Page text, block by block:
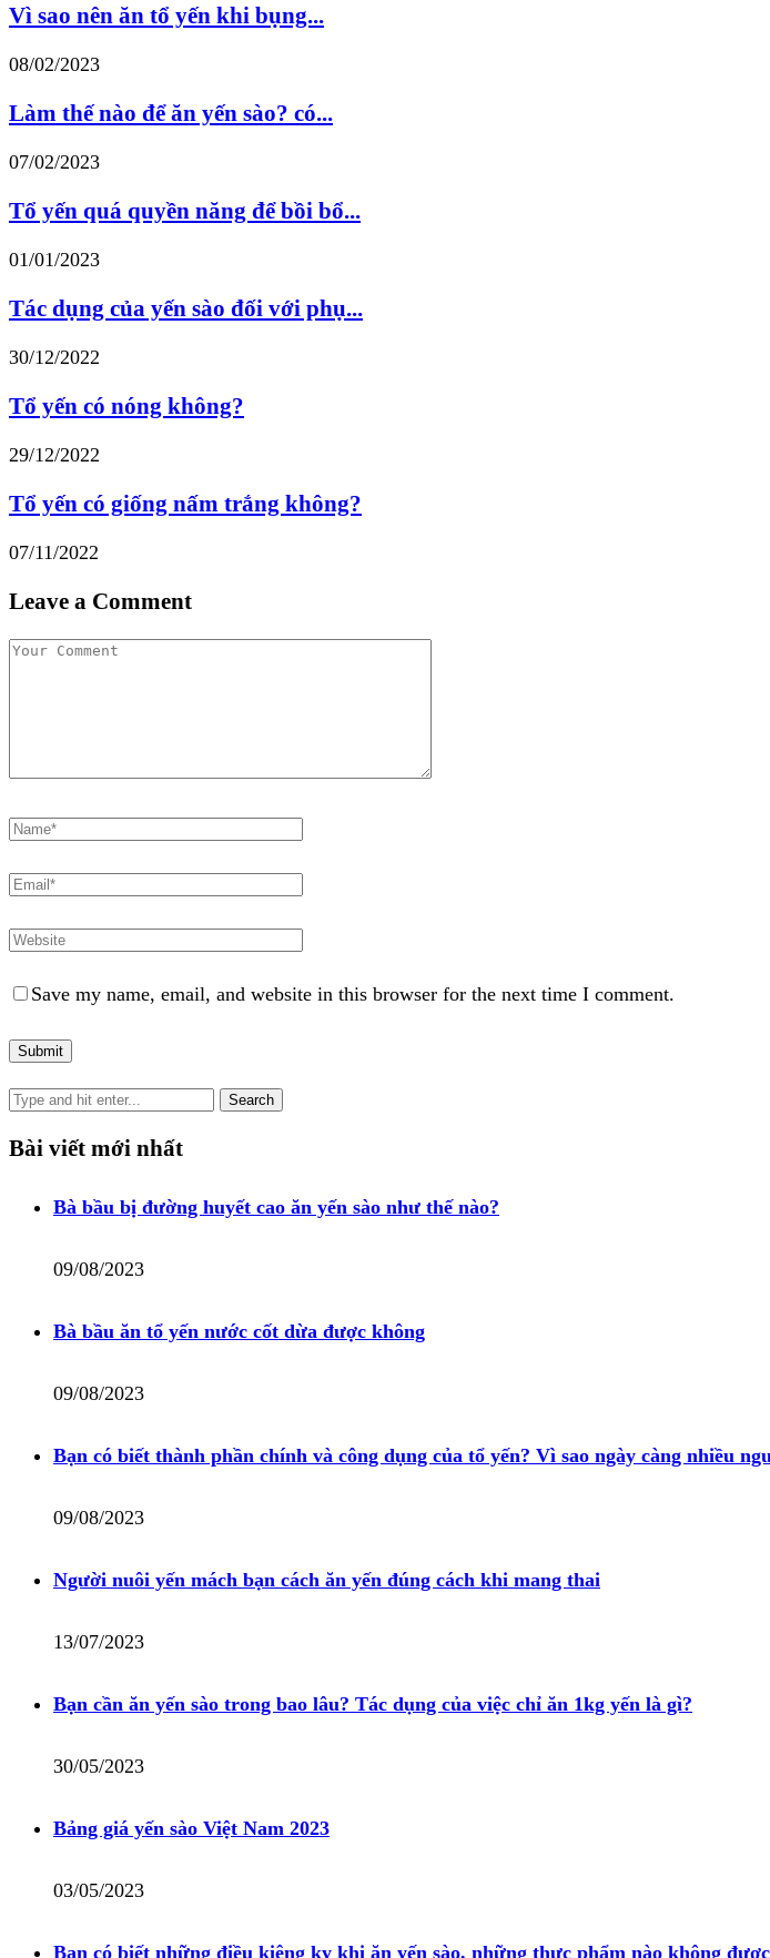
Vì sao nên ăn tổ yến khi bụng...
08/02/2023
Làm thế nào để ăn yến sào? có...
07/02/2023
Tổ yến quá quyền năng để bồi bổ...
01/01/2023
Tác dụng của yến sào đối với phụ...
30/12/2022
Tổ yến có nóng không?
29/12/2022
Tổ yến có giống nấm trắng không?
07/11/2022
Leave a Comment
Save my name, email, and website in this browser for the next time I comment.
Bài viết mới nhất
Bà bầu bị đường huyết cao ăn yến sào như thế nào?
09/08/2023
Bà bầu ăn tổ yến nước cốt dừa được không
09/08/2023
Bạn có biết thành phần chính và công dụng của tổ yến? Vì sao ngày càng nhiều
09/08/2023
Người nuôi yến mách bạn cách ăn yến đúng cách khi mang thai
13/07/2023
Bạn cần ăn yến sào trong bao lâu? Tác dụng của việc chỉ ăn 1kg yến là gì?
30/05/2023
Bảng giá yến sào Việt Nam 2023
03/05/2023
Bạn có biết những điều kiêng kỵ khi ăn yến sào, những thực phẩm nào không